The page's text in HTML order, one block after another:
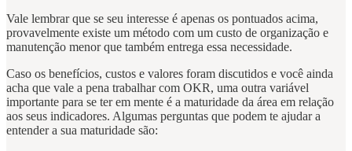
Vale lembrar que se seu interesse é apenas os pontuados acima,
provavelmente existe um método com um custo de organização e
manutenção menor que também entrega essa necessidade.
Caso os benefícios, custos e valores foram discutidos e você ainda
acha que vale a pena trabalhar com OKR, uma outra variável
importante para se ter em mente é a maturidade da área em relação
aos seus indicadores. Algumas perguntas que podem te ajudar a
entender a sua maturidade são: